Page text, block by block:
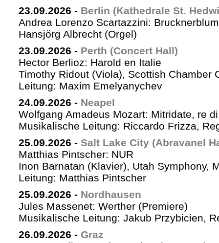
23.09.2026 - Berlin (Kathedrale St.
Andrea Lorenzo Scartazzini:
Hansjörg Albrecht (Orgel)
23.09.2026 - Perth (Concert Hall)
Hector Berlioz: Harold en Italie
Timothy Ridout (Viola), Scottish Chamber
Leitung: Maxim Emelyanychev
24.09.2026 - Neapel
Wolfgang Amadeus Mozart: Mitridate, re
Musikalische Leitung: Riccardo Frizza,
25.09.2026 - Salt Lake City (Abravanel
Matthias Pintscher: NUR
Inon Barnatan (Klavier), Utah Symphony,
Leitung: Matthias Pintscher
25.09.2026 - Nordhausen
Jules Massenet: Werther (Premiere)
Musikalische Leitung: Jakub Przybicien,
26.09.2026 - Graz